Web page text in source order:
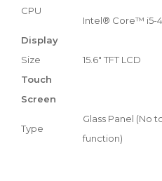
CPU
Intel® Core™ i5-
Display
Size
15.6" TFT LCD
Touch
Screen
Type
Glass Panel (No
function)